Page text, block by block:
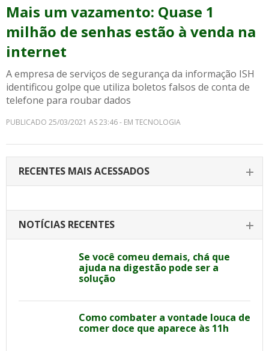
Mais um vazamento: Quase 1
milhão de senhas estão à venda na
internet
A empresa de serviços de segurança da informação ISH
identificou golpe que utiliza boletos falsos de conta de
telefone para roubar dados
PUBLICADO 25/03/2021 AS 23:46 - EM TECNOLOGIA
RECENTES MAIS ACESSADOS
NOTÍCIAS RECENTES
Se você comeu demais, chá que
ajuda na digestão pode ser a
solução
Como combater a vontade louca de
comer doce que aparece às 11h